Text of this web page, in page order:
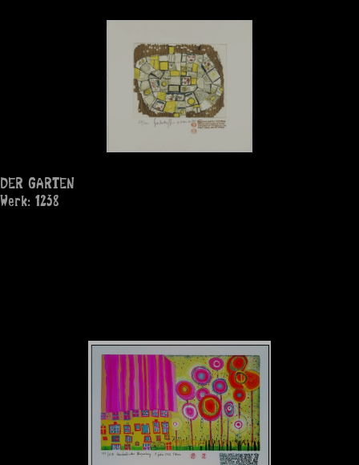
DER GARTEN
Werk: 1238